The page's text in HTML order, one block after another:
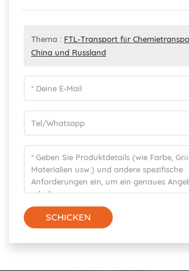
Thema : FTL-Transport für
China und Russland
SCHICKEN